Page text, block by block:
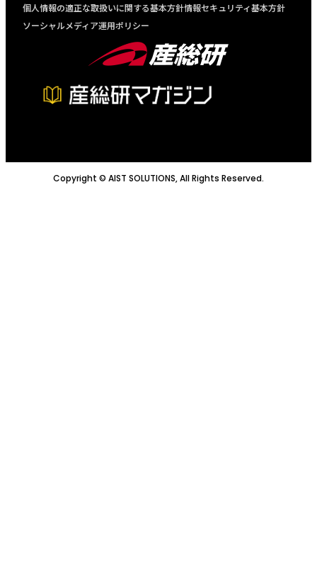
個人情報の適正な取扱いに関する基本方針情報セキュリティ基本方針
ソーシャルメディア運用ポリシー
Copyright © AIST SOLUTIONS, All Rights Reserved.